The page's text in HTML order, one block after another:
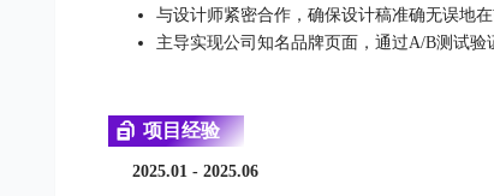
与设计师紧密合作，确保设计稿准确无误地
主导实现公司知名品牌页面，通过A/B测试
项目经验
2025.01 - 2025.06